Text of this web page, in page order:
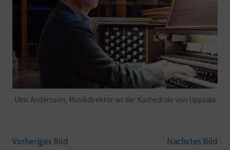
Ulric Andersson, Musikdirektor an der Kathedrale von Uppsala
Vorheriges Bild Nächstes Bild